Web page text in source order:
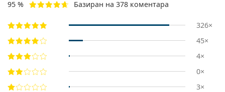
95 % Базиран на 378 коментара
326×
45×
4×
0×
3×